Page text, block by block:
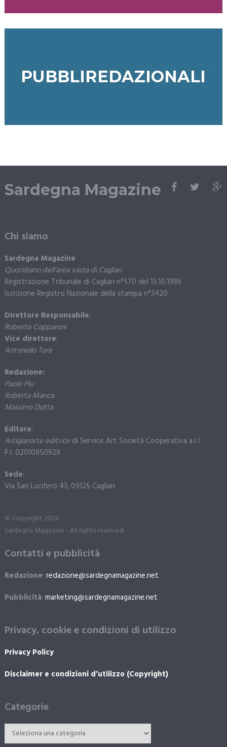
PUBBLIREDAZIONALI
Sardegna Magazine
Chi siamo
Sardegna Magazine
Quotidiano dell’area vasta di Cagliari
Registrazione Tribunale di Cagliari n°570 del 13.10.1986
Iscrizione Registro Nazionale della stampa n°3420
Direttore Responsabile:
Roberto Copparoni
Vice direttore:
Antonello Tore
Redazione:
Paolo Piu
Roberta Manca
Massimo Dotta
Editore:
Artigianarte editricedi Service Art Società Cooperativa a.r.l.
P.I. 02010850929
Sede:
Via San Lucifero 43, 09125 Cagliari
© Copyright 2026.
Sardegna Magazine - All rights reserved.
Contatti e pubblicità
Redazione: redazione@sardegnamagazine.net
Pubblicità: marketing@sardegnamagazine.net
Privacy, cookie e condizioni di utilizzo
Privacy Policy
Disclaimer e condizioni d’utilizzo (Copyright)
Categorie